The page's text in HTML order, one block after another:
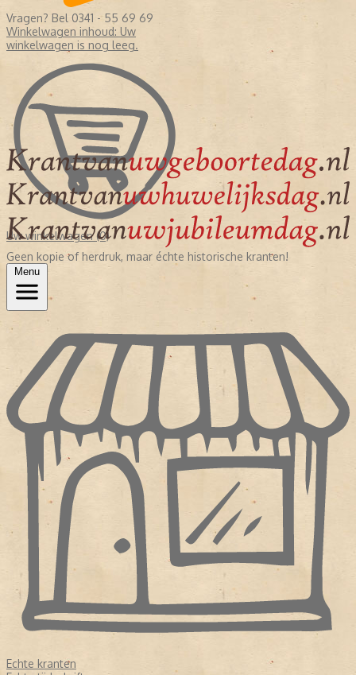
Vragen? Bel 0341 - 55 69 69
Winkelwagen inhoud: Uw
winkelwagen is nog leeg.
Uw winkelwagen (0)
Geen kopie of herdruk, maar échte historische kranten!
Menu
Echte kranten